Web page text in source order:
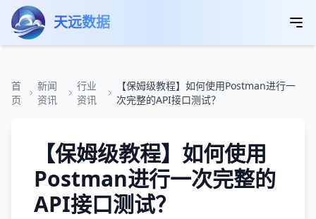
跳转到主要内容
天远数据
首
页
新闻
资讯
行业
资讯
【保姆级教程】如何使用Postman进行一
次完整的API接口测试？
【保姆级教程】如何使用
Postman进行一次完整的
API接口测试？